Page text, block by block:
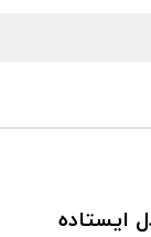
ایستاده